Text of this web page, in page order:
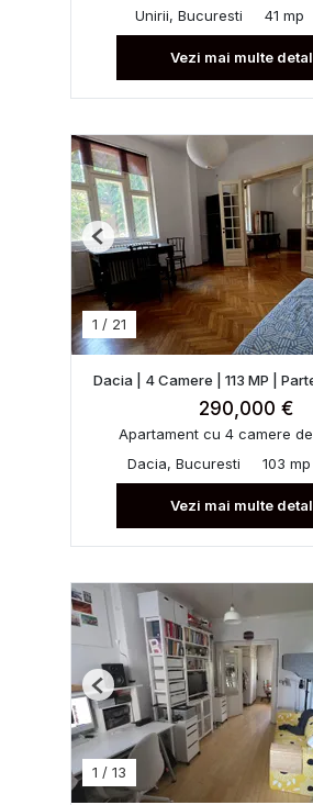
Unirii, Bucuresti 41 mp
Vezi mai multe
1 / 21
Previous
Dacia | 4 Camere | 113 MP |
290,000 €
Apartament cu 4 camere
Dacia, Bucuresti
103 mp
Vezi mai multe
1 / 13
Previous